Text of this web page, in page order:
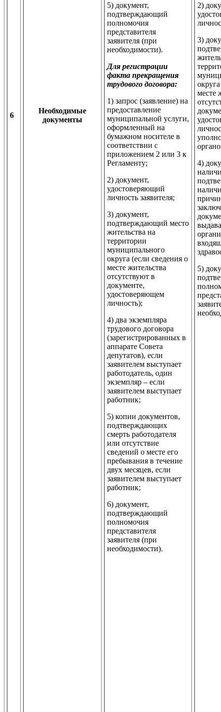
6
Необходимые
документы
5) документ,
подтверждающий
полномочия
представителя
заявителя (при
необходимости).
Для регистрации
факта прекращения
трудового договора:
1) запрос (заявление) на
предоставление
муниципальной услуги,
оформленный на
бумажном носителе в
соответствии с
приложением 2 или 3 к
Регламенту;
2) документ,
удостоверяющий
личность заявителя;
3) документ,
подтверждающий место
жительства на
территории
муниципального
округа (если сведения о
месте жительства
отсутствуют в
документе,
удостоверяющем
личность);
4) два экземпляра
трудового договора
(зарегистрированных в
аппарате Совета
депутатов), если
заявителем выступает
работодатель, один
экземпляр – если
заявителем выступает
работник;
5) копии документов,
подтверждающих
смерть работодателя
или отсутствие
сведений о месте его
пребывания в течение
двух месяцев, если
заявителем выступает
работник;
6) документ,
подтверждающий
полномочия
представителя
заявителя (при
необходимости).
2)
3)
месте
4)
5)